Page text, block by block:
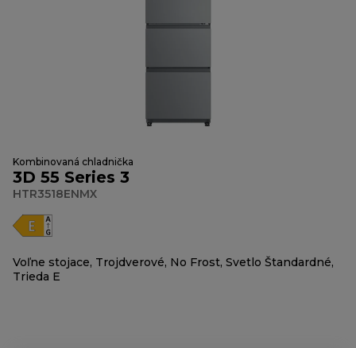
Kombinovaná chladnička
3D 55 Series 3
HTR3518ENMX
Voľne stojace, Trojdverové, No Frost, Svetlo Štandardné,
Trieda E